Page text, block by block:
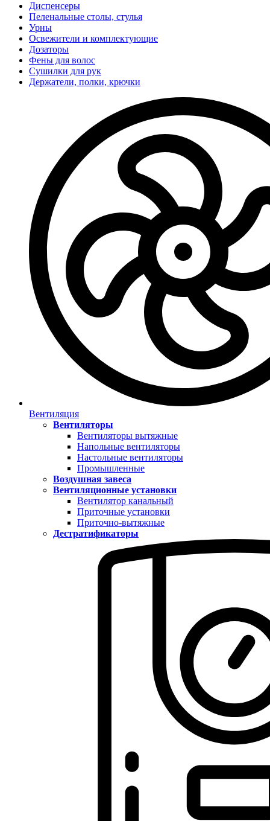
Диспенсеры
Пеленальные столы, стулья
Урны
Освежители и комплектующие
Дозаторы
Фены для волос
Сушилки для рук
Держатели, полки, крючки
Вентиляция
Вентиляторы
Вентиляторы вытяжные
Напольные вентиляторы
Настольные вентиляторы
Промышленные
Воздушная завеса
Вентиляционные установки
Вентилятор канальный
Приточные установки
Приточно-вытяжные
Дестратификаторы